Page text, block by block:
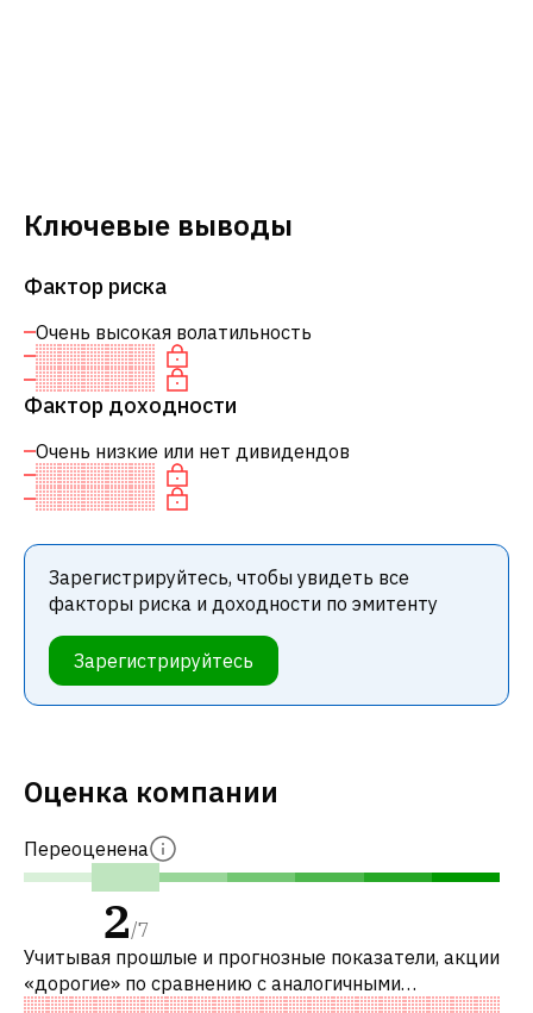
Ключевые выводы
Фактор риска
Очень высокая волатильность
Фактор доходности
Очень низкие или нет дивидендов
Зарегистрируйтесь, чтобы увидеть все
факторы риска и доходности по эмитенту
Зарегистрируйтесь
Оценка компании
Переоценена
2/7
Учитывая прошлые и прогнозные показатели, акции
«дорогие» по сравнению с аналогичными